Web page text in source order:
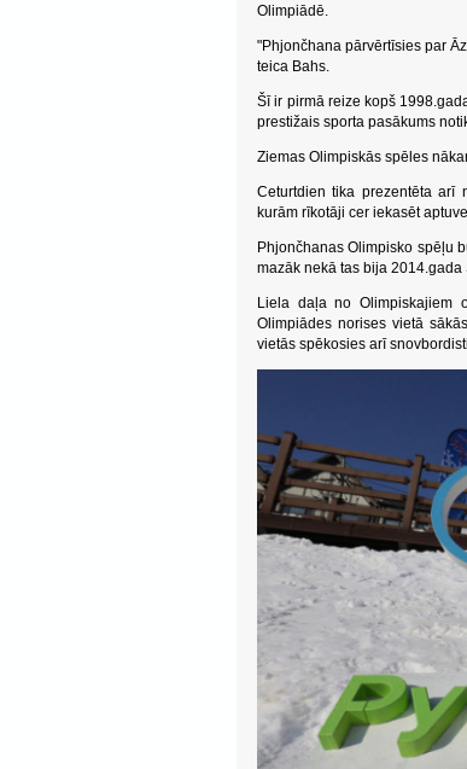
Olimpiādē.
"Phjončhana pārvērtīsies par
teica Bahs.
Šī ir pirmā reize kopš
prestižais sporta pasākums
Ziemas Olimpiskās spēles
Ceturtdien tika prezentēta arī
kurām rīkotāji cer iekasēt
Phjončhanas Olimpisko spēļu
mazāk nekā tas bija 2014.gada
Liela daļa no Olimpiskajiem
Olimpiādes norises vietā
vietās spēkosies arī